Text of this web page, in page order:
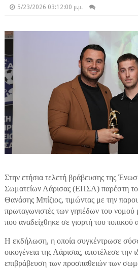
5/23/2026 03:12:00 μ.μ.
Στην ετήσια τελετή βράβευσης της
Σωματείων Λάρισας (ΕΠΣΛ) παρέστη το
Θανάσης Μπίζιος, τιμώντας με την
πρωταγωνιστές των γηπέδων του
που αναδείχθηκε σε γιορτή του τοπικού
Η εκδήλωση, η οποία συγκέντρωσε
οικογένεια της Λάρισας, αποτέλεσε την
επιβράβευση των προσπαθειών των